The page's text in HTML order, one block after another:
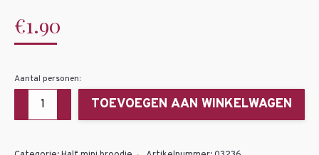
€1.90
Aantal personen:
mini
TOEVOEGEN AAN WINKELWAGEN